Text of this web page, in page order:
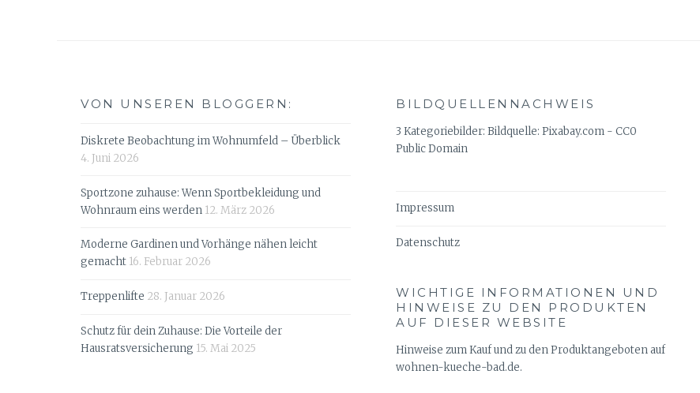
VON UNSEREN BLOGGERN:
Diskrete Beobachtung im Wohnumfeld – Überblick
4. Juni 2026
Sportzone zuhause: Wenn Sportbekleidung und
Wohnraum eins werden 12. März 2026
Moderne Gardinen und Vorhänge nähen leicht
gemacht 16. Februar 2026
Treppenlifte 28. Januar 2026
Schutz für dein Zuhause: Die Vorteile der
Hausratsversicherung 15. Mai 2025
BILDQUELLENNACHWEIS
3 Kategoriebilder: Bildquelle: Pixabay.com - CC0
Public Domain
Impressum
Datenschutz
WICHTIGE INFORMATIONEN UND
HINWEISE ZU DEN PRODUKTEN
AUF DIESER WEBSITE
Hinweise zum Kauf und zu den Produktangeboten auf
wohnen-kueche-bad.de.